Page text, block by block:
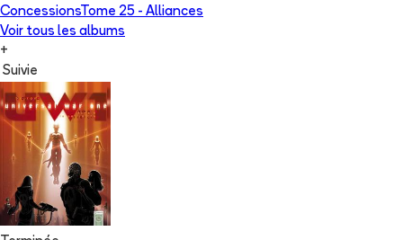
ConcessionsTome 25 - Alliances
Voir tous les albums
+
Suivie